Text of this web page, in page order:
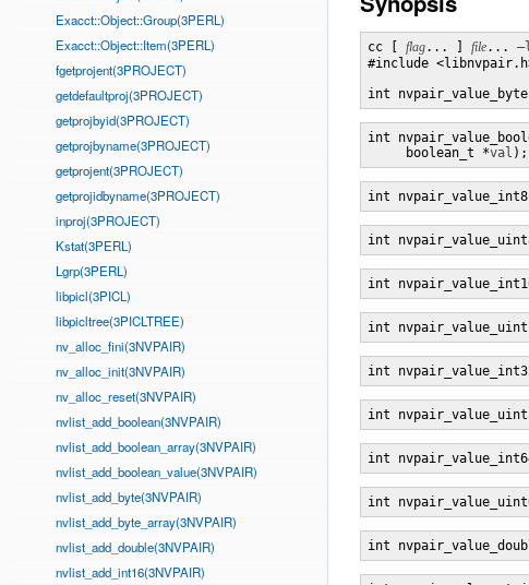
Exacct::Object::Group(3PERL)
Exacct::Object::Item(3PERL)
fgetprojent(3PROJECT)
getdefaultproj(3PROJECT)
getprojbyid(3PROJECT)
getprojbyname(3PROJECT)
getprojent(3PROJECT)
getprojidbyname(3PROJECT)
inproj(3PROJECT)
Kstat(3PERL)
Lgrp(3PERL)
libpicl(3PICL)
libpicltree(3PICLTREE)
nv_alloc_fini(3NVPAIR)
nv_alloc_init(3NVPAIR)
nv_alloc_reset(3NVPAIR)
nvlist_add_boolean(3NVPAIR)
nvlist_add_boolean_array(3NVPAIR)
nvlist_add_boolean_value(3NVPAIR)
nvlist_add_byte(3NVPAIR)
nvlist_add_byte_array(3NVPAIR)
nvlist_add_double(3NVPAIR)
nvlist_add_int16(3NVPAIR)
cc [ flag... ] file...
#include
int
int
     boolean_t *
val );
int
int
int
int
int
int
int
int
int